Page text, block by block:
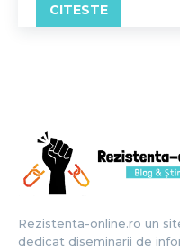
CITESTE
Rezistenta-online.ro un
dedicat diseminarii de